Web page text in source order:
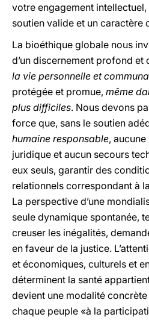
votre engagement
soutien valide et un caractère
La bioéthique globale nous
d’un discernement profond et
la vie personnelle et
protégée et promue, même
plus difficiles. Nous devons
force que, sans le soutien
humaine responsable,
juridique et aucun secours
eux seuls, garantir des
relationnels correspondant à
La perspective d’une
seule dynamique spontanée,
creuser les inégalités,
en faveur de la justice.
et économiques, culturels et
déterminent la santé
devient une modalité
chaque peuple «à la